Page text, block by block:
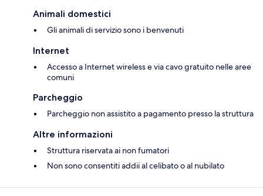
Animali domestici
Gli animali di servizio sono i benvenuti
Internet
Accesso a Internet wireless e via cavo gratuito nelle aree
comuni
Parcheggio
Parcheggio non assistito a pagamento presso la struttura
Altre informazioni
Struttura riservata ai non fumatori
Non sono consentiti addii al celibato o al nubilato